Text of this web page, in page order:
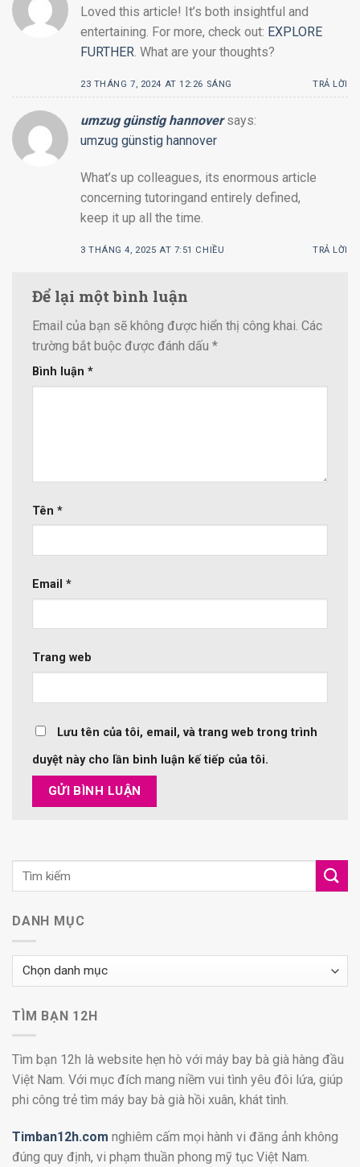
Loved this article! It’s both insightful and
entertaining. For more, check out: EXPLORE
FURTHER. What are your thoughts?
23 THÁNG 7, 2024 AT 12:26 SÁNG TRẢ LỜI
umzug günstig hannover says:
umzug günstig hannover
What’s up colleagues, its enormous article
concerning tutoringand entirely defined,
keep it up all the time.
3 THÁNG 4, 2025 AT 7:51 CHIỀU TRẢ LỜI
Để lại một bình luận
Email của bạn sẽ không được hiển thị công khai. Các
trường bắt buộc được đánh dấu *
Bình luận *
Tên *
Email *
Trang web
Lưu tên của tôi, email, và trang web trong trình
duyệt này cho lần bình luận kế tiếp của tôi.
DANH MỤC
Danh
TÌM BẠN 12H
Tìm bạn 12h là website hẹn hò với máy bay bà già hàng đầu
Việt Nam. Với mục đích mang niềm vui tình yêu đôi lứa, giúp
phi công trẻ tìm máy bay bà già hồi xuân, khát tình.
Timban12h.com nghiêm cấm mọi hành vi đăng ảnh không
đúng quy định, vi phạm thuần phong mỹ tục Việt Nam.